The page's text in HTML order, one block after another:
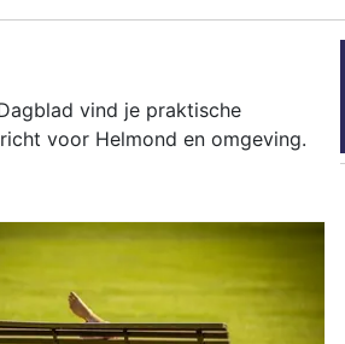
vind je praktische
voor Helmond en omgeving.